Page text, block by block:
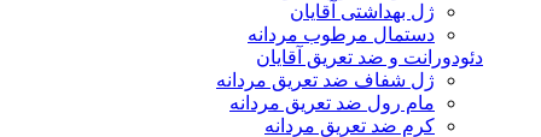
ژل بهداشتی آقایان
دستمال مرطوب مردانه
دئودورانت و ضد تعریق آقایان
ژل شفاف ضد تعریق مردانه
مام رول ضد تعریق مردانه
کرم ضد تعریق مردانه